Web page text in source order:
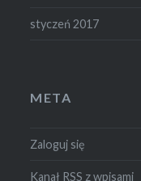
styczeń 2017
META
Zaloguj się
Kanał RSS z wpisami